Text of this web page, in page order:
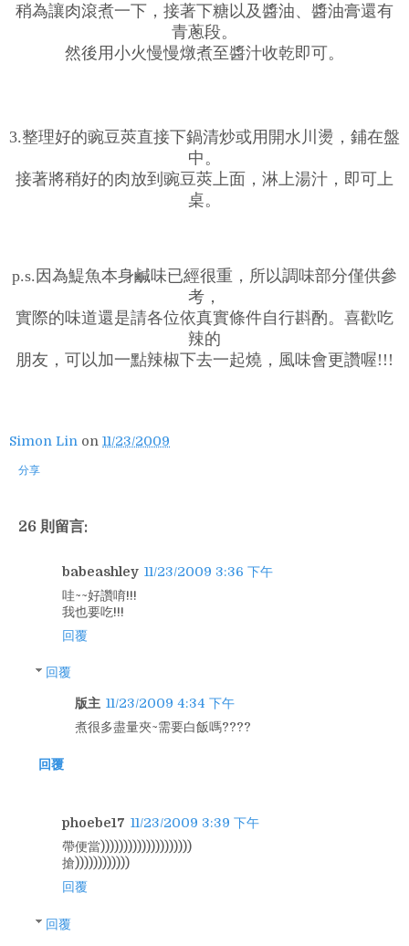
稍為讓肉滾煮一下，接著下糖以及醬油、醬油膏還有
青蔥段。
然後用小火慢慢燉煮至醬汁收乾即可。
3.整理好的豌豆莢直接下鍋清炒或用開水川燙，鋪在盤
中。
接著將稍好的肉放到豌豆莢上面，淋上湯汁，即可上
桌。
p.s.因為鯷魚本身鹹味已經很重，所以調味部分僅供參
考，
實際的味道還是請各位依真實條件自行斟酌。喜歡吃
辣的
朋友，可以加一點辣椒下去一起燒，風味會更讚喔!!!
Simon Lin on 11/23/2009
分享
26 則留言:
babeashley 11/23/2009 3:36 下午
哇~~好讚唷!!!
我也要吃!!!
回覆
回覆
版主 11/23/2009 4:34 下午
煮很多盡量夾~需要白飯嗎????
回覆
phoebe17 11/23/2009 3:39 下午
帶便當))))))))))))))))))))
搶))))))))))))
回覆
回覆